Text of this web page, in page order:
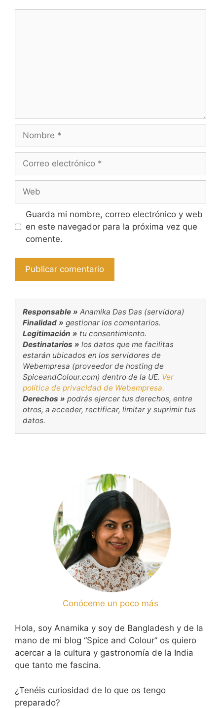
electrónico
Guarda mi nombre, correo electrónico y web
en este navegador para la próxima vez que
comente.
Responsable » Anamika Das Das (servidora)
Finalidad » gestionar los comentarios.
Legitimación » tu consentimiento.
Destinatarios » los datos que me facilitas
estarán ubicados en los servidores de
Webempresa (proveedor de hosting de
SpiceandColour.com) dentro de la UE. Ver
política de privacidad de Webempresa.
Derechos » podrás ejercer tus derechos, entre
otros, a acceder, rectificar, limitar y suprimir tus
datos.
Conóceme un poco más
Hola, soy Anamika y soy de Bangladesh y de la
mano de mi blog “Spice and Colour” os quiero
acercar a la cultura y gastronomía de la India
que tanto me fascina.
¿Tenéis curiosidad de lo que os tengo
preparado?